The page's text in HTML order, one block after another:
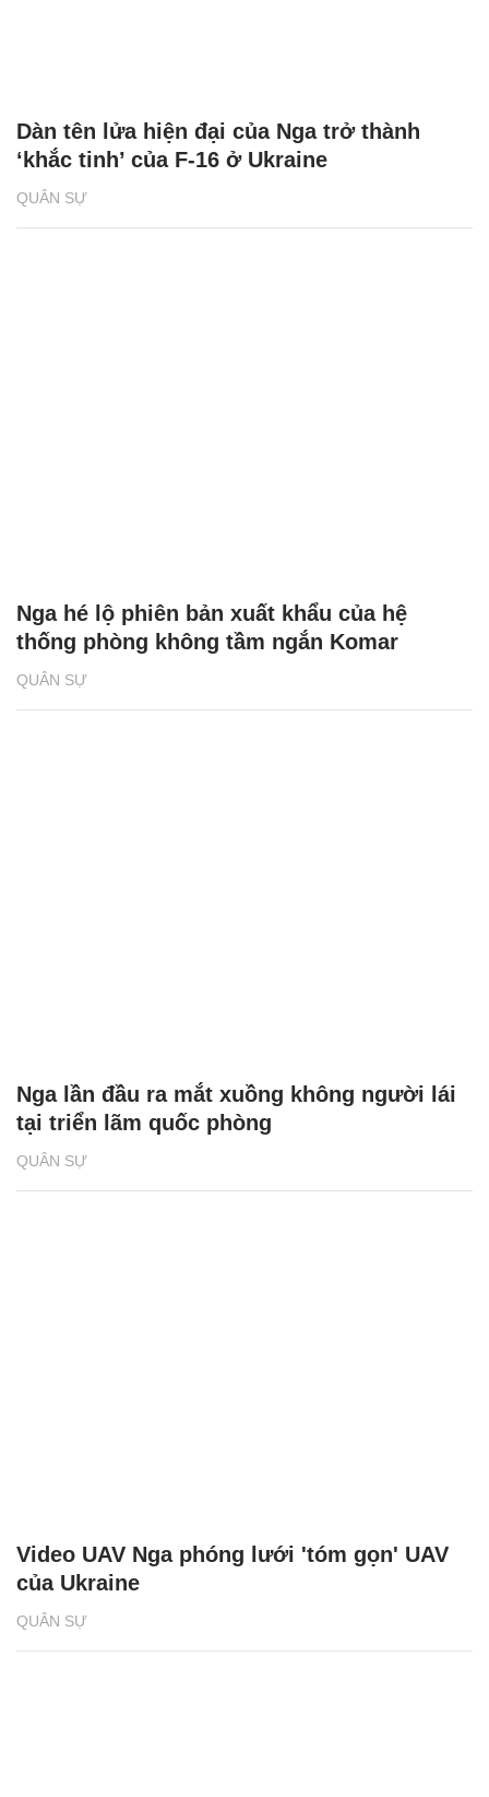
QUÂN SỰ
Dàn tên lửa hiện đại của Nga trở thành
‘khắc tinh’ của F-16 ở Ukraine
QUÂN SỰ
Nga hé lộ phiên bản xuất khẩu của hệ
thống phòng không tầm ngắn Komar
QUÂN SỰ
Nga lần đầu ra mắt xuồng không người lái
tại triển lãm quốc phòng
QUÂN SỰ
Video UAV Nga phóng lưới 'tóm gọn' UAV
của Ukraine